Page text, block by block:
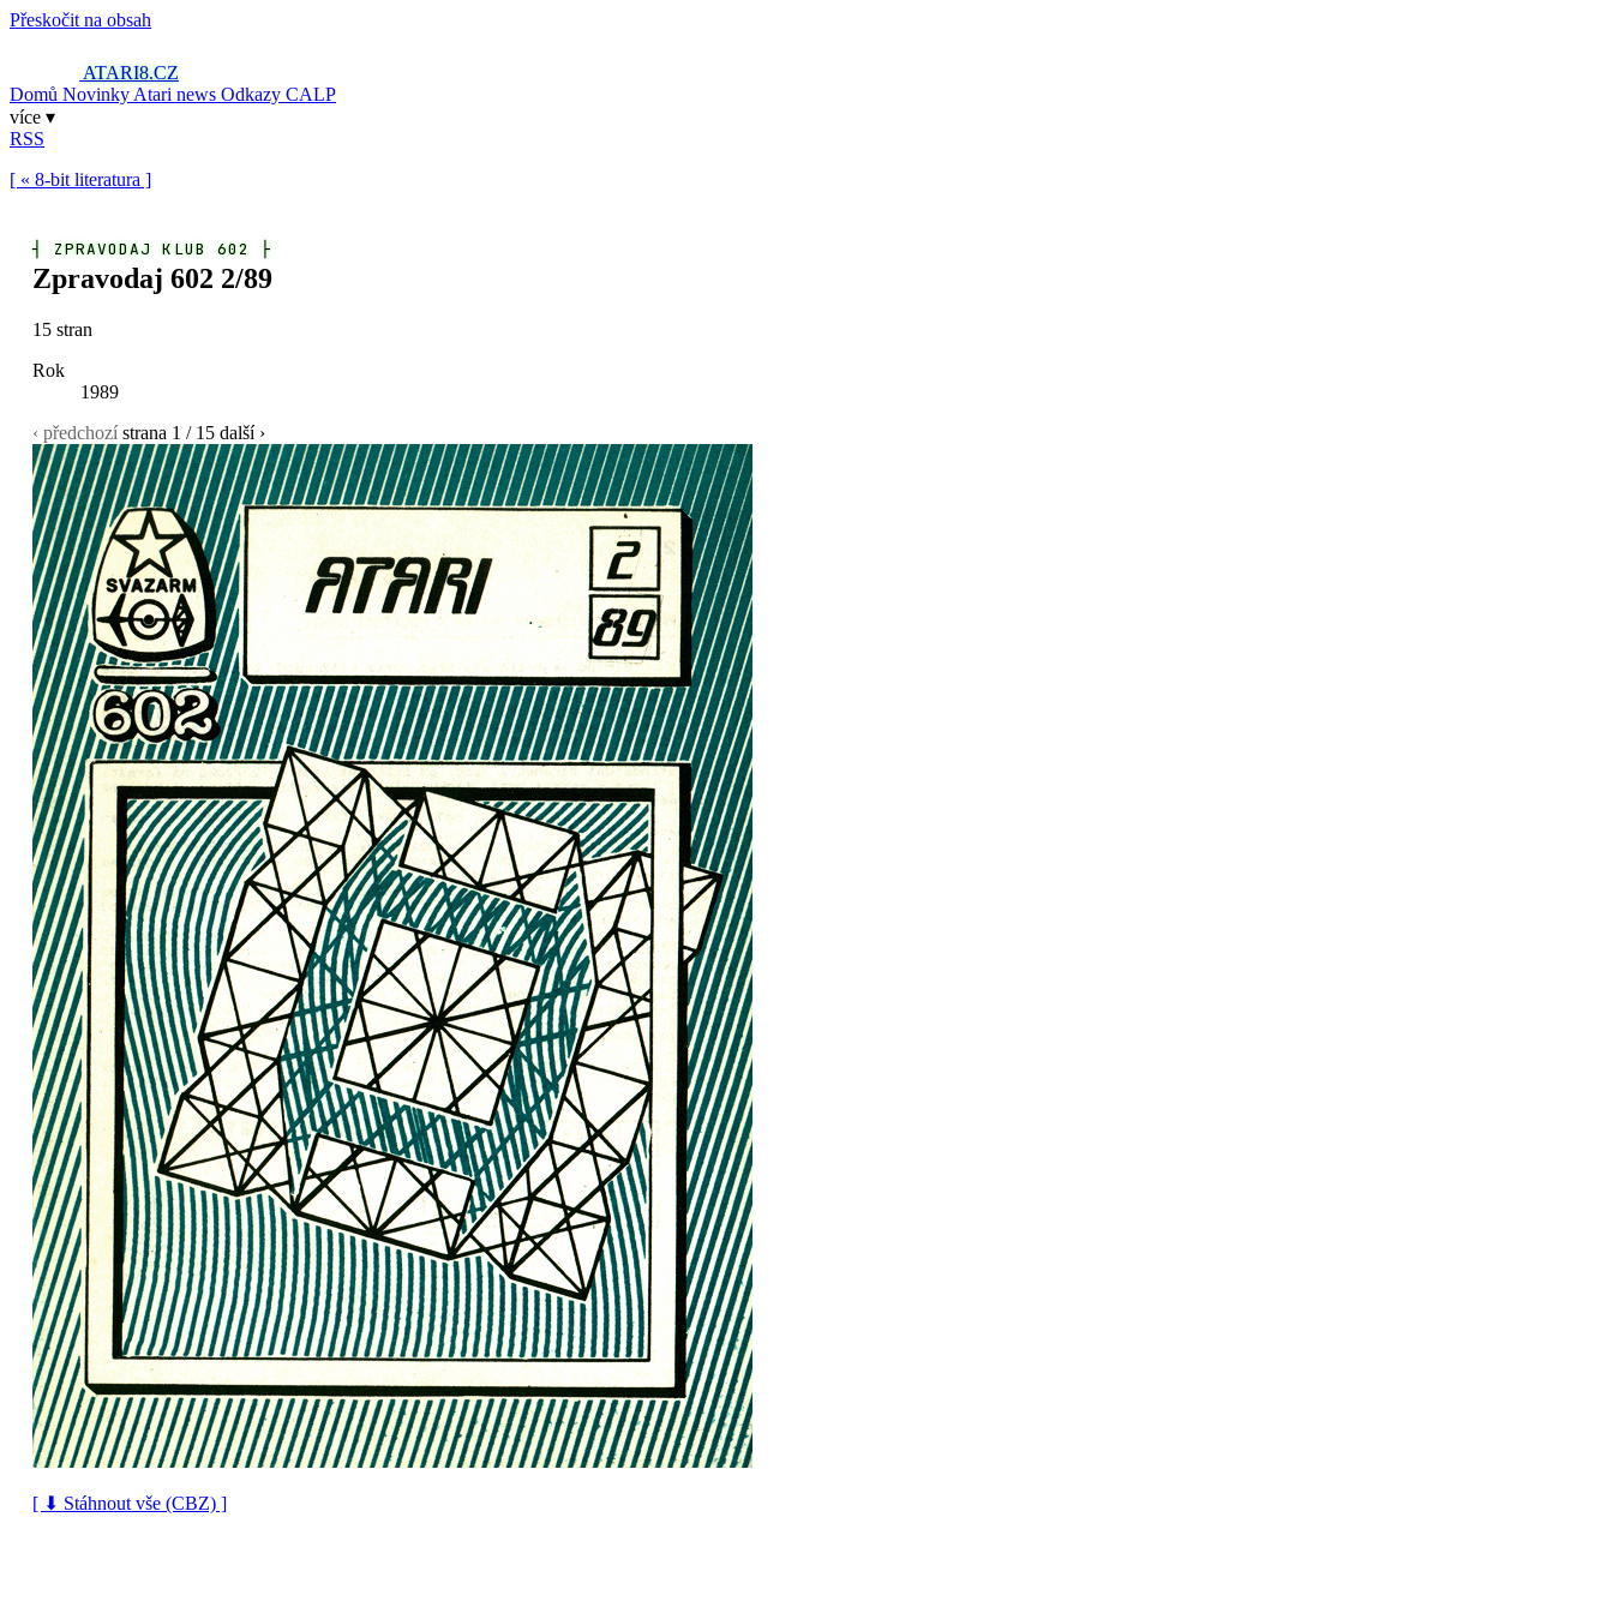
Přeskočit na obsah
ATARI8.CZ
Domů Novinky Atari news Odkazy CALP
více ▾
RSS
[ « 8-bit literatura ]
┤ ZPRAVODAJ KLUB 602 ├
Zpravodaj 602 2/89
15 stran
Rok
1989
‹ předchozí strana 1 / 15 další ›
[ ⬇ Stáhnout vše (CBZ) ]